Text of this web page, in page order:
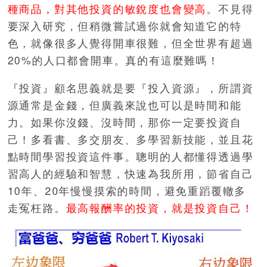
種商品，對其他投資的敏銳度也會變高。不見得
要深入研究，但稍微嘗試過你就會知道它的特
色，就像很多人覺得開車很難，但全世界有超過
20%的人口都會開車。真的有這麼難嗎！
『投資』顧名思義就是要『投入資源』，所謂資
源通常是金錢，但廣義來說也可以是時間和能
力。如果你沒錢、沒時間，那你一定要投資自
己！多看書、多交朋友、多學習新技能，並且花
點時間學習投資這件事。聰明的人都懂得透過學
習高人的經驗和智慧，快速為我所用，節省自己
10年、20年慢慢摸索的時間，避免重蹈覆轍多
走冤枉路。 最高報酬率的投資，就是投資自己！